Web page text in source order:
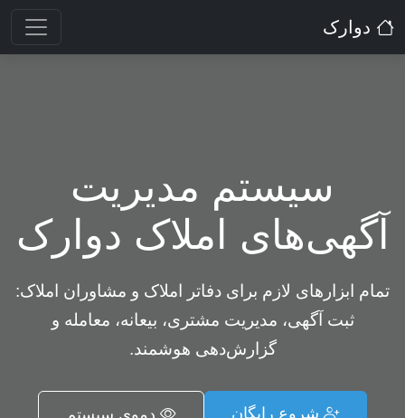
دوارک
سیستم مدیریت
آگهی‌های املاک دوارک
تمام ابزارهای لازم برای دفاتر املاک و مشاوران املاک:
ثبت آگهی، مدیریت مشتری، بیعانه، معامله و
گزارش‌دهی هوشمند.
شروع رایگان دموی سیستم